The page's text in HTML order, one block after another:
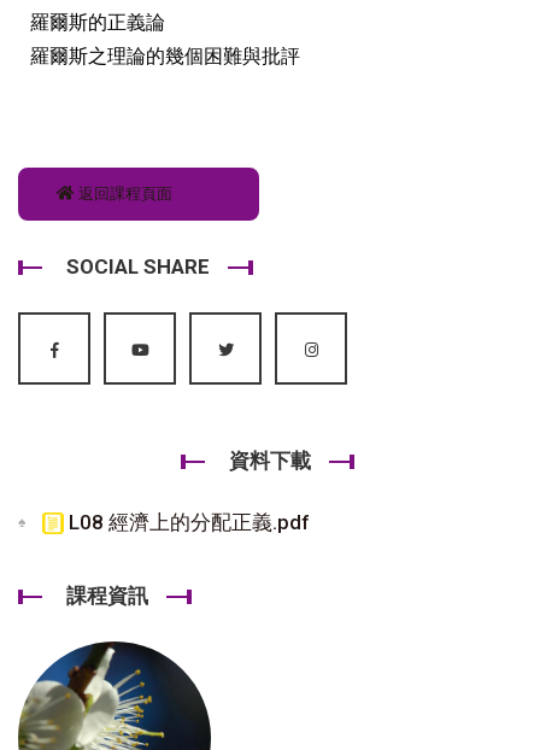
羅爾斯的正義論
羅爾斯之理論的幾個困難與批評
返回課程頁面
SOCIAL SHARE
資料下載
L08 經濟上的分配正義.pdf
課程資訊